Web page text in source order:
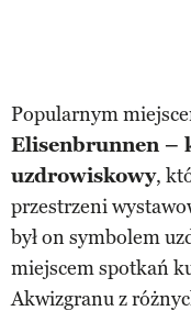
Popularnym
Elisenbrunnen –
uzdrowiskowy,
przestrzeni
był on symbolem
miejscem spotkań
Akwizgranu z